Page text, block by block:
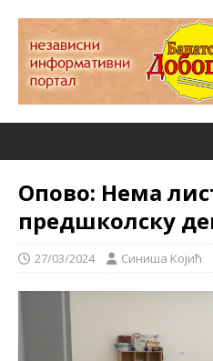
Опово: Нема
предшколску
27/03/2024 Синиша Којић